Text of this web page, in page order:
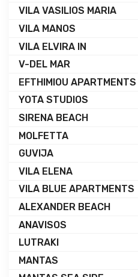
VILA VASILIOS MARIA
VILA MANOS
VILA ELVIRA IN
V-DEL MAR
EFTHIMIOU APARTMENTS
YOTA STUDIOS
SIRENA BEACH
MOLFETTA
GUVIJA
VILA ELENA
VILA BLUE APARTMENTS
ALEXANDER BEACH
ANAVISOS
LUTRAKI
MANTAS